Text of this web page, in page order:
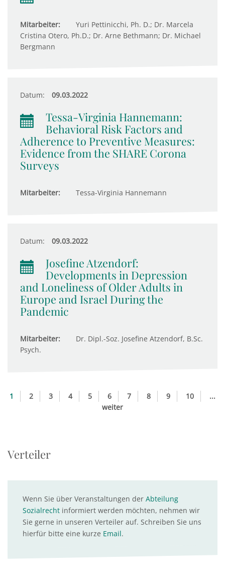
Mitarbeiter:
Yuri Pettinicchi, Ph. D.; Dr. Marcela
Cristina Otero, Ph.D.; Dr. Arne Bethmann; Dr. Michael
Bergmann
Datum: 09.03.2022
Tessa-Virginia Hannemann:
Behavioral Risk Factors and
Adherence to Preventive Measures:
Evidence from the SHARE Corona
Surveys
Mitarbeiter: Tessa-Virginia Hannemann
Datum: 09.03.2022
Josefine Atzendorf:
Developments in Depression
and Loneliness of Older Adults in
Europe and Israel During the
Pandemic
Mitarbeiter:
Dr. Dipl.-Soz. Josefine Atzendorf, B.Sc.
Psych.
1 2 3 4 5 6 7 8 9 10
...
weiter
Verteiler
Wenn Sie über Veranstaltungen der Abteilung
Sozialrecht informiert werden möchten, nehmen wir
Sie gerne in unseren Verteiler auf. Schreiben Sie uns
hierfür bitte eine kurze Email.